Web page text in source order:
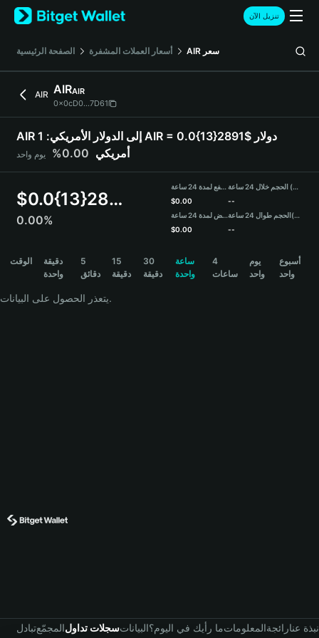
English
日本語
Русский
Español (Latinoamérica)
Türkçe
Deutsch
简体中文
Português (Portugal)
Bahasa Indonesia
বাংলা
Português (Brasil)
تنزيل الآن
الصفحة الرئيسية أسعار العملات المشفرة AIR سعر
AIR AIRAIR
0x0cD0...7D61
AIR إلى الدولار الأمريكي: 1 AIR = 0.0{13}2891$ دولار
أمريكي 0.00% يوم واحد
$0.0{13}2891
0.00%
مرتفع لمدة 24 ساعة
$0.00
منخفض لمدة 24 ساعة
$0.00
الحجم خلال 24 ساعة (AIR)
--
الحجم طوال 24 ساعة(USDT)
--
الوقت
دقيقة
واحدة
5
دقائق
15
دقيقة
30
دقيقة
ساعة
واحدة
4
ساعات
يوم
واحد
أسبوع
واحد
يتعذر الحصول على البيانات.
تبادلالمجمّعسجلات تداولالبياناتما رأيك في اليوم؟المعلوماترائجةنبذة عنا